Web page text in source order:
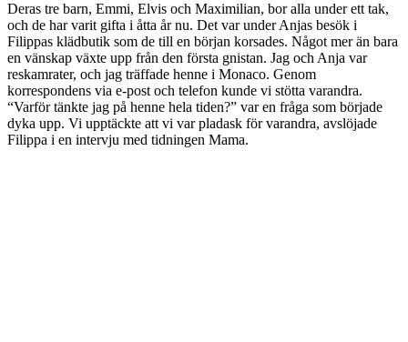
Deras tre barn, Emmi, Elvis och Maximilian, bor alla under ett tak,
och de har varit gifta i åtta år nu. Det var under Anjas besök i
Filippas klädbutik som de till en början korsades. Något mer än bara
en vänskap växte upp från den första gnistan. Jag och Anja var
reskamrater, och jag träffade henne i Monaco. Genom
korrespondens via e-post och telefon kunde vi stötta varandra.
“Varför tänkte jag på henne hela tiden?” var en fråga som började
dyka upp. Vi upptäckte att vi var pladask för varandra, avslöjade
Filippa i en intervju med tidningen Mama.